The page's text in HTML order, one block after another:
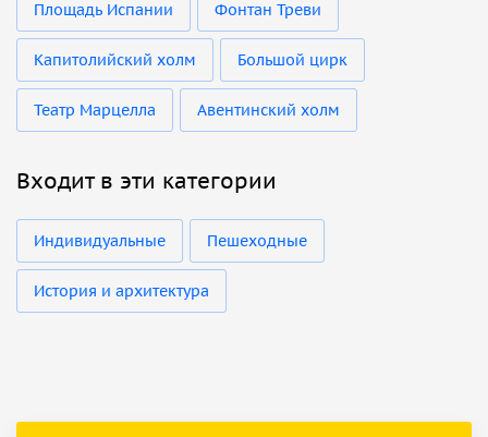
Площадь Испании Фонтан Треви
Капитолийский холм Большой цирк
Театр Марцелла Авентинский холм
Входит в эти категории
Индивидуальные Пешеходные
История и архитектура